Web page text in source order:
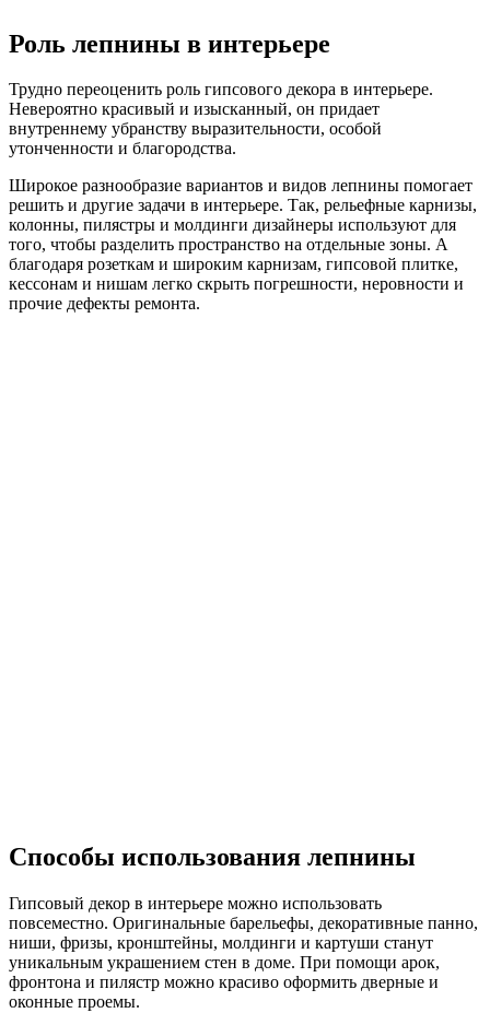
Роль лепнины в интерьере
Трудно переоценить роль гипсового декора в интерьере.
Невероятно красивый и изысканный, он придает
внутреннему убранству выразительности, особой
утонченности и благородства.
Широкое разнообразие вариантов и видов лепнины помогает
решить и другие задачи в интерьере. Так, рельефные карнизы,
колонны, пилястры и молдинги дизайнеры используют для
того, чтобы разделить пространство на отдельные зоны. А
благодаря розеткам и широким карнизам, гипсовой плитке,
кессонам и нишам легко скрыть погрешности, неровности и
прочие дефекты ремонта.
Способы использования лепнины
Гипсовый декор в интерьере можно использовать
повсеместно. Оригинальные барельефы, декоративные панно,
ниши, фризы, кронштейны, молдинги и картуши станут
уникальным украшением стен в доме. При помощи арок,
фронтона и пилястр можно красиво оформить дверные и
оконные проемы.